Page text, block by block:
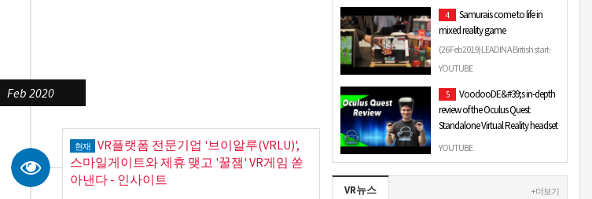
Feb 2020
현재
VR플랫폼 전문기업 '브이알루(VRLU)',
스마일게이트와 제휴 맺고 '꿀잼' VR게임 쏟
아낸다 - 인사이트
https://amzn.to/2Uq0FvP Product
Name : 6 Packs Retractable Cable
Management for HTC V…
4
Samurais come to life in
mixed reality game
(26 Feb 2019) LEADIN A British start-
up is showing a mixed reality game
Barcelona. …
YOUTUBE
5
VoodooDE&#39;s in-depth
review of the Oculus Quest
Standalone Virtual Reality headset
Finally the time has come! I can
show you a full and detailed review of
the Oculus Quest VR headset,
YOUTUBE
VR뉴스 + 더보기